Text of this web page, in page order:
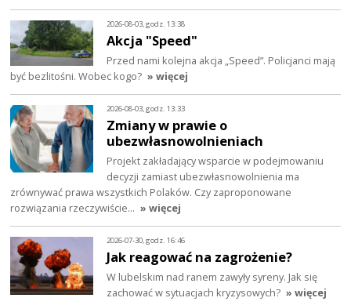
2026-08-03, godz. 13:38
Akcja "Speed"
Przed nami kolejna akcja „Speed”. Policjanci mają
być bezlitośni. Wobec kogo? » więcej
2026-08-03, godz. 13:33
Zmiany w prawie o
ubezwłasnowolnieniach
Projekt zakładający wsparcie w podejmowaniu
decyzji zamiast ubezwłasnowolnienia ma
zrównywać prawa wszystkich Polaków. Czy zaproponowane
rozwiązania rzeczywiście… » więcej
2026-07-30, godz. 16:46
Jak reagować na zagrożenie?
W lubelskim nad ranem zawyły syreny. Jak się
zachować w sytuacjach kryzysowych? » więcej